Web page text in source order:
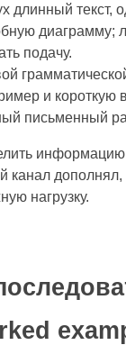
длинный текст,
диаграмму;
подачу.
и короткую
письменный
канал дополнял,
нагрузку.